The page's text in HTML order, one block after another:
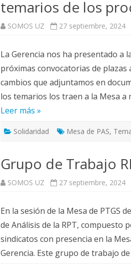
FEMINISMO E IGUALDAD
temarios de los
SOMOS UZ 27 septiembre, 2024
La Gerencia nos ha presentado a
próximas convocatorias de plazas
cambios que adjuntamos en
los temarios los traen a la Mesa
Leer más »
Solidaridad Mesa de PAS,
Grupo de Trabajo
SOMOS UZ 27 septiembre, 2024
En la sesión de la Mesa de PTGS
de Análisis de la RPT,
sindicatos con presencia en la
Gerencia. Este grupo de trabajo